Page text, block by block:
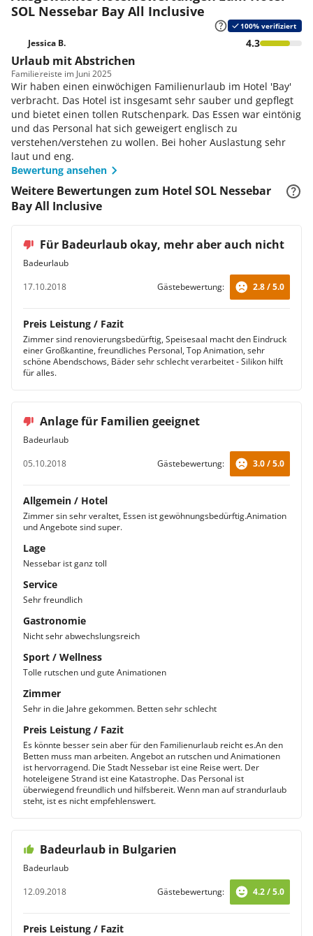
auch die Erwachsenen werden durch verschiedene
Animationsprogramme von den Sonnenliegen gelockt.
SOL Nessebar Bay All Inclusive
100% verifiziert
Jessica B. 4.3
Urlaub mit Abstrichen
Familiereiste im Juni 2025
Wir haben einen einwöchigen Familienurlaub im Hotel 'Bay'
verbracht. Das Hotel ist insgesamt sehr sauber und gepflegt
und bietet einen tollen Rutschenpark. Das Essen war eintönig
und das Personal hat sich geweigert englisch zu
verstehen/verstehen zu wollen. Bei hoher Auslastung sehr
laut und eng.
Bewertung ansehen
Weitere Bewertungen zum Hotel SOL Nessebar
Bay All Inclusive
Für Badeurlaub okay, mehr aber auch nicht
Badeurlaub
17.10.2018
Gästebewertung: 2.8 / 5.0
Preis Leistung / Fazit
Zimmer sind renovierungsbedürftig, Speisesaal macht den Eindruck
einer Großkantine, freundliches Personal, Top Animation, sehr
schöne Abendschows, Bäder sehr schlecht verarbeitet - Silikon hilft
für alles.
Anlage für Familien geeignet
Badeurlaub
05.10.2018
Gästebewertung: 3.0 / 5.0
Allgemein / Hotel
Zimmer sin sehr veraltet, Essen ist gewöhnungsbedürftig.Animation
und Angebote sind super.
Lage
Nessebar ist ganz toll
Service
Sehr freundlich
Gastronomie
Nicht sehr abwechslungsreich
Sport / Wellness
Tolle rutschen und gute Animationen
Zimmer
Sehr in die Jahre gekommen. Betten sehr schlecht
Preis Leistung / Fazit
Es könnte besser sein aber für den Familienurlaub reicht es.An den
Betten muss man arbeiten. Angebot an rutschen und Animationen
ist hervorragend. Die Stadt Nessebar ist eine Reise wert. Der
hoteleigene Strand ist eine Katastrophe. Das Personal ist
überwiegend freundlich und hilfsbereit. Wenn man auf strandurlaub
steht, ist es nicht empfehlenswert.
Badeurlaub in Bulgarien
Badeurlaub
12.09.2018
Gästebewertung: 4.2 / 5.0
Preis Leistung / Fazit